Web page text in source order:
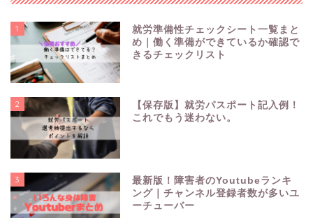
1
就労準備性チェックシート一覧まと
め｜働く準備ができているか確認で
きるチェックリスト
2
【保存版】就労パスポート記入例！
これでもう迷わない。
3
最新版！障害者のYoutubeランキ
ング｜チャンネル登録者数が多いユ
ーチューバー
障害を理解する